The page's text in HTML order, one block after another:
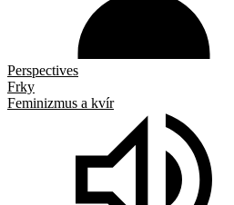
Perspectives
Frky
Feminizmus a kvír